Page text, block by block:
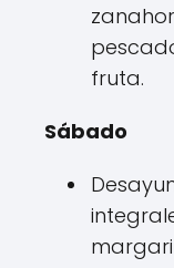
fruta.
Sábado